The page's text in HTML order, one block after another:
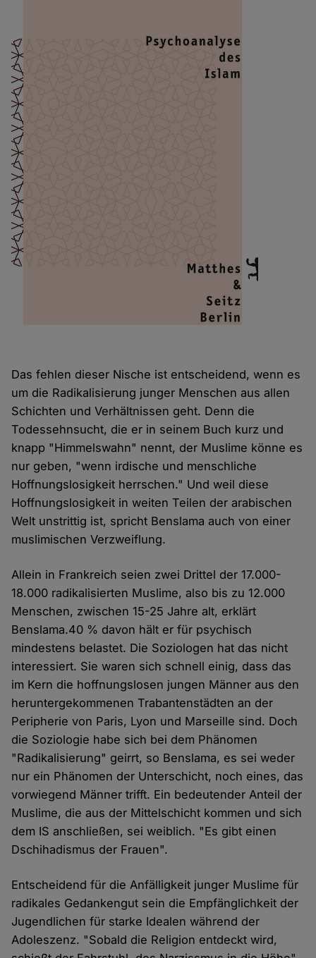
Das fehlen dieser Nische ist entscheidend, wenn es
um die Radikalisierung junger Menschen aus allen
Schichten und Verhältnissen geht. Denn die
Todessehnsucht, die er in seinem Buch kurz und
knapp "Himmelswahn" nennt, der Muslime könne es
nur geben, "wenn irdische und menschliche
Hoffnungslosigkeit herrschen." Und weil diese
Hoffnungslosigkeit in weiten Teilen der arabischen
Welt unstrittig ist, spricht Benslama auch von einer
muslimischen Verzweiflung.
Allein in Frankreich seien zwei Drittel der 17.000-
18.000 radikalisierten Muslime, also bis zu 12.000
Menschen, zwischen 15-25 Jahre alt, erklärt
Benslama.40 % davon hält er für psychisch
mindestens belastet. Die Soziologen hat das nicht
interessiert. Sie waren sich schnell einig, dass das
im Kern die hoffnungslosen jungen Männer aus den
heruntergekommenen Trabantenstädten an der
Peripherie von Paris, Lyon und Marseille sind. Doch
die Soziologie habe sich bei dem Phänomen
"Radikalisierung" geirrt, so Benslama, es sei weder
nur ein Phänomen der Unterschicht, noch eines, das
vorwiegend Männer trifft. Ein bedeutender Anteil der
Muslime, die aus der Mittelschicht kommen und sich
dem IS anschließen, sei weiblich. "Es gibt einen
Dschihadismus der Frauen".
Entscheidend für die Anfälligkeit junger Muslime für
radikales Gedankengut sein die Empfänglichkeit der
Jugendlichen für starke Idealen während der
Adoleszenz. "Sobald die Religion entdeckt wird,